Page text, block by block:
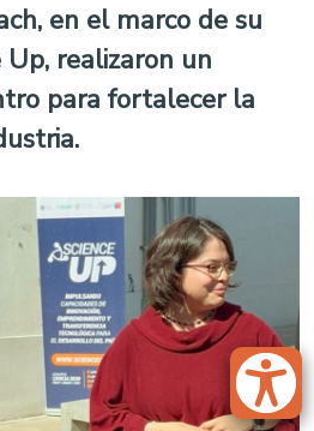
en el marco de su
Up, realizaron un
para fortalecer la